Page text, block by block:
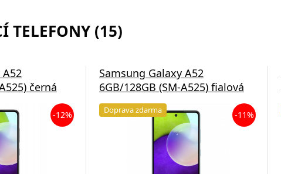
TELEFONY (15)
černá
-12%
Samsung Galaxy A52
6GB/128GB (SM-A525) fialová
Doprava zdarma -11%